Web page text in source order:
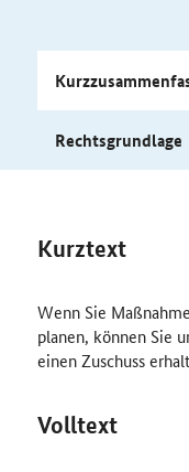
Rechtsgrundlage
Kurztext
Wenn Sie
planen, können Sie
einen Zuschuss
Volltext